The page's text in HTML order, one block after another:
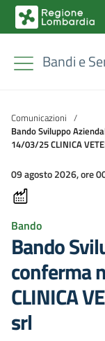
Bandi e
Comunicazioni /
Bando Sviluppo
14/03/25 CLINICA
09 agosto 2026, ore
Bando
Bando
conferma
CLINICA
srl